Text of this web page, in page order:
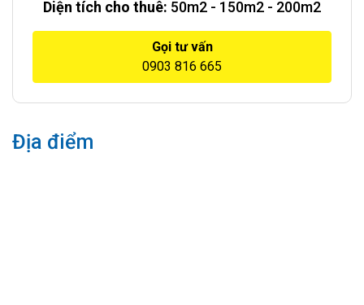
Diện tích cho thuê: 50m2 - 150m2 - 200m2
Gọi tư vấn
0903 816 665
Địa điểm